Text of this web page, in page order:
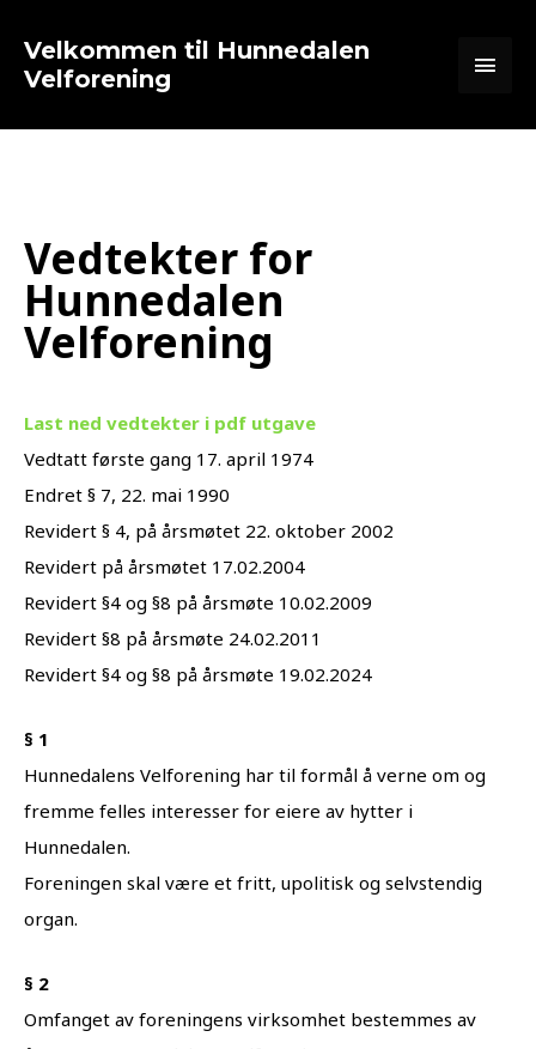
rett
innholdet
Velkommen til Hunnedalen
Velforening
Vedtekter for
Hunnedalen
Velforening
Last ned vedtekter i pdf utgave
Vedtatt første gang 17. april 1974
Endret § 7, 22. mai 1990
Revidert § 4, på årsmøtet 22. oktober 2002
Revidert på årsmøtet 17.02.2004
Revidert §4 og §8 på årsmøte 10.02.2009
Revidert §8 på årsmøte 24.02.2011
Revidert §4 og §8 på årsmøte 19.02.2024
§ 1
Hunnedalens Velforening har til formål å verne om og
fremme felles interesser for eiere av hytter i
Hunnedalen.
Foreningen skal være et fritt, upolitisk og selvstendig
organ.
§ 2
Omfanget av foreningens virksomhet bestemmes av